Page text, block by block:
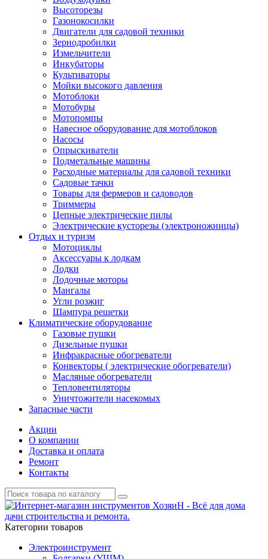
Высоторезы
Газонокосилки
Двигатели для садовой техники
Зернодробилки
Измельчители
Инкубаторы
Культиваторы
Мойки высокого давления
Мотоблоки
Мотобуры
Мотопомпы
Навесное оборудование для мотоблоков
Насосы
Опрыскиватели
Подметальные машины
Расходные материалы для садовой техники
Садовые тачки
Товары для фермеров и садоводов
Триммеры
Цепные электрические пилы
Электрические кусторезы (электроножницы)
Отдых и туризм
Мотоциклы
Аксессуары к лодкам
Лодки
Лодочные моторы
Мангалы
Угли розжиг
Шампура решетки
Климатические оборудование
Газовые пушки
Дизельные пушки
Инфракрасные обогреватели
Конвекторы ( электрические обогреватели)
Масляные обогреватели
Тепловентиляторы
Уничтожители насекомых
Запасные части
Акции
О компании
Доставка и оплата
Ремонт
Контакты
Категории товаров
Электроинструмент